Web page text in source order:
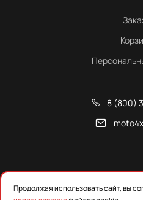
8 (800)
Снегоходы, квадроциклы и
Продолжая использовать сайт, вы